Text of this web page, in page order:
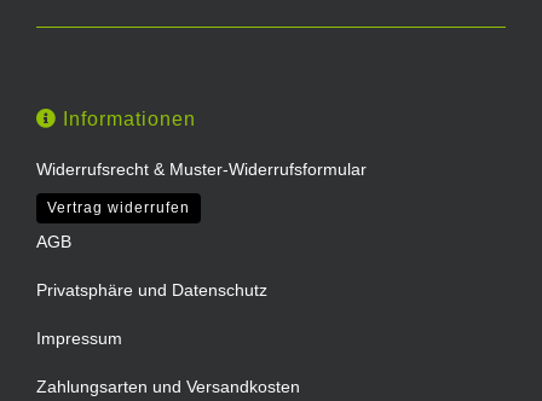
Informationen
Widerrufsrecht & Muster-Widerrufsformular
Vertrag widerrufen
AGB
Privatsphäre und Datenschutz
Impressum
Zahlungsarten und Versandkosten